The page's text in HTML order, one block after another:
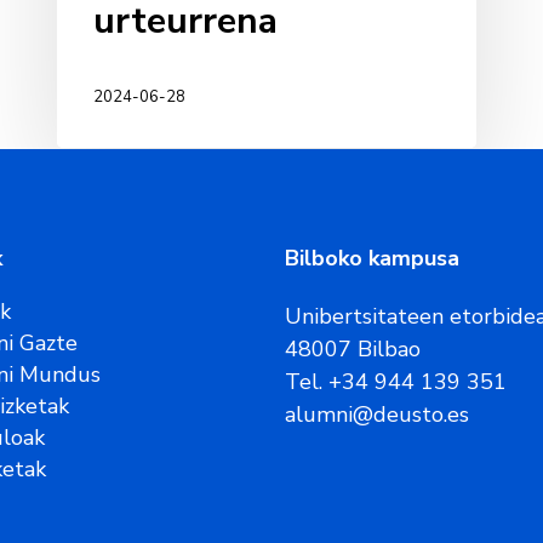
urteurrena
2024-06-28
Gazte
Mundus
Bilboko kampusa
Unibertsitateen
48007 Bilbao
Tel. +34 944 139 351
alumni@deusto.es